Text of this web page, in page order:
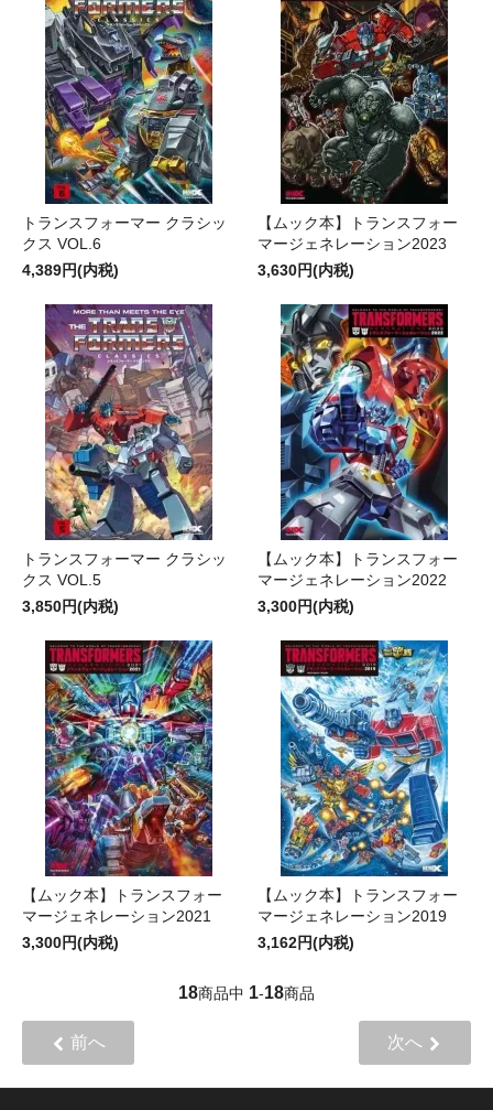
トランスフォーマー クラシッ
クス VOL.6
4,389円(内税)
【ムック本】トランスフォー
マージェネレーション2023
3,630円(内税)
トランスフォーマー クラシッ
クス VOL.5
3,850円(内税)
【ムック本】トランスフォー
マージェネレーション2022
3,300円(内税)
【ムック本】トランスフォー
マージェネレーション2021
3,300円(内税)
【ムック本】トランスフォー
マージェネレーション2019
3,162円(内税)
18商品中 1-18商品
前へ 次へ